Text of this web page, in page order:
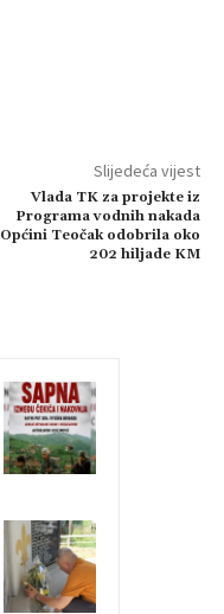
Slijedeća vijest
Vlada TK za projekte iz
Programa vodnih nakada
Općini Teočak odobrila oko
202 hiljade KM